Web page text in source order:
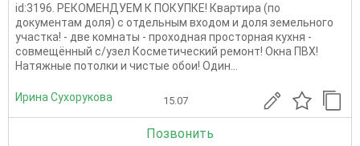
id:3196. РЕКОМЕНДУЕМ К ПОКУПКЕ! Квартира (по
документам доля) с отдельным входом и доля земельного
участка! - две комнаты - проходная просторная кухня -
совмещённый с/узел Косметический ремонт! Окна ПВХ!
Натяжные потолки и чистые обои! Один...
Ирина Сухорукова 15.07
Позвонить